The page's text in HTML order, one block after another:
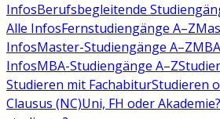
InfosBerufsbegleitende
Alle InfosFernstudiengänge A–Z
InfosMaster-Studiengänge A–Z
InfosMBA-Studiengänge A–Z
Studieren mit FachabiturStudieren
Clausus (NC)Uni, FH oder Akademie?